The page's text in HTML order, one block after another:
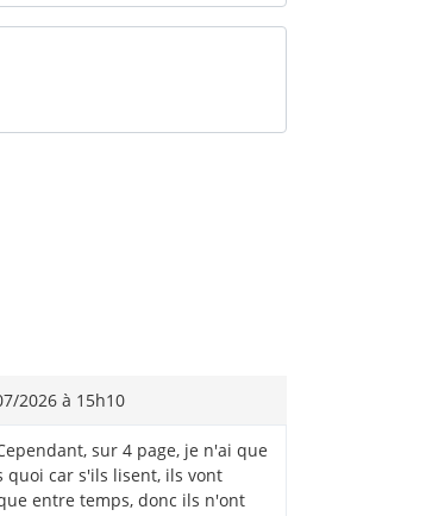
2026 à 15h10
sur 4 page, je n'ai que
quoi car s'ils lisent, ils vont
entre temps, donc ils n'ont